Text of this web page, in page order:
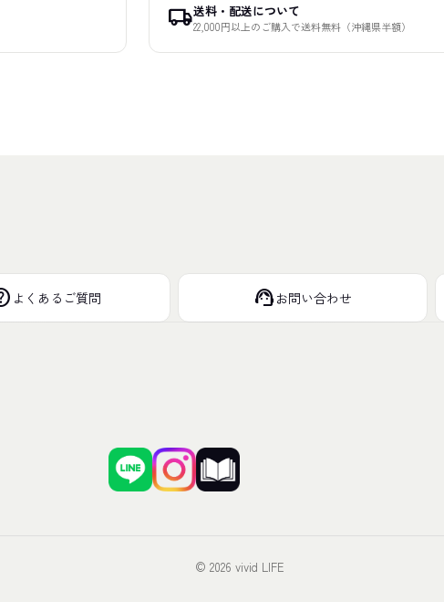
local_shipping送料・配送について
22,000円以上のご購入で送料無料（沖縄県半額）
よくあるご質問 support_agent お問い合わせ
© 2026 vivid LIFE